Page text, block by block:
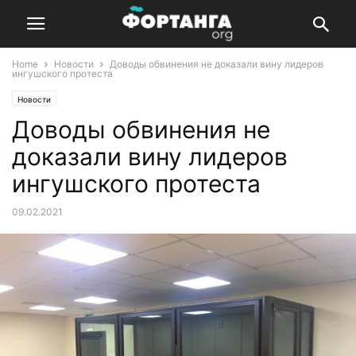
Home Новости
Доводы обвинения не доказали вину лидеров
ингушского протеста
Новости
Доводы обвинения не
доказали вину лидеров
ингушского протеста
09.02.2021